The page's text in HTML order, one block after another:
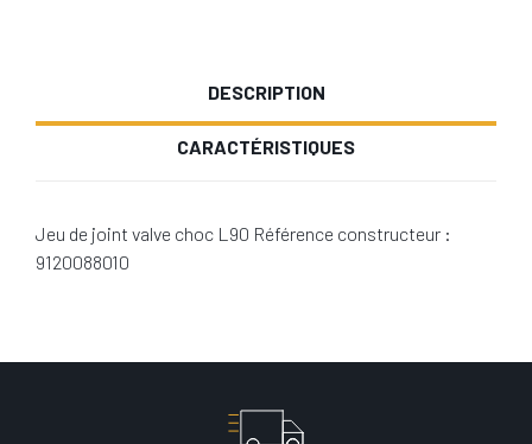
DESCRIPTION
CARACTÉRISTIQUES
Jeu de joint valve choc L90 Référence constructeur :
9120088010